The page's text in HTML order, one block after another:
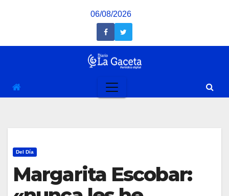
06/08/2026
Del Día
Margarita Escobar: